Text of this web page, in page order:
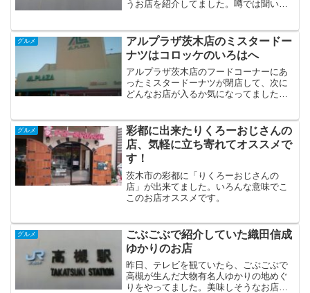
うお店を紹介してました。噂では聞いて
グルメ
アルプラザ茨木店のミスタードー
ナツはコロッケのいろはへ
アルプラザ茨木店のフードコーナーにあ
ったミスタードーナツが閉店して、次に
どんなお店が入るか気になってました
グルメ
彩都に出来たりくろーおじさんの
店、気軽に立ち寄れてオススメで
す！
茨木市の彩都に「りくろーおじさんの
店」が出来てました。いろんな意味でこ
このお店オススメです。
グルメ
ごぶごぶで紹介していた織田信成
ゆかりのお店
昨日、テレビを観ていたら、ごぶごぶで
高槻が生んだ大物有名人ゆかりの地めぐ
りをやってました。美味しそうなお店が